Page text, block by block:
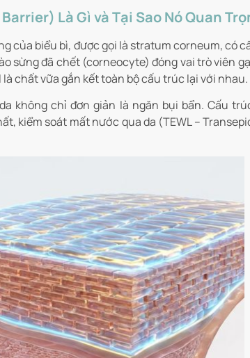
Là Gì và Tại Sao Nó Quan
của biểu bì, được gọi là stratum corneum, có
sừng đã chết (corneocyte) đóng vai trò viên
chất vữa gắn kết toàn bộ cấu trúc lại với nhau.
không chỉ đơn giản là ngăn bụi bẩn. Cấu
kiểm soát mất nước qua da (TEWL –